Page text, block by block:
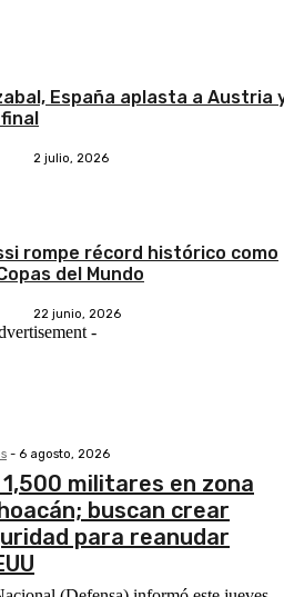
España aplasta a Austria
2 julio, 2026
rompe récord histórico como
del Mundo
22 junio, 2026
-
- 6 agosto, 2026
militares en zona
buscan crear
para reanudar